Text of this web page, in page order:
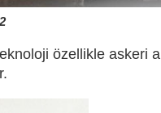
özellikle askeri